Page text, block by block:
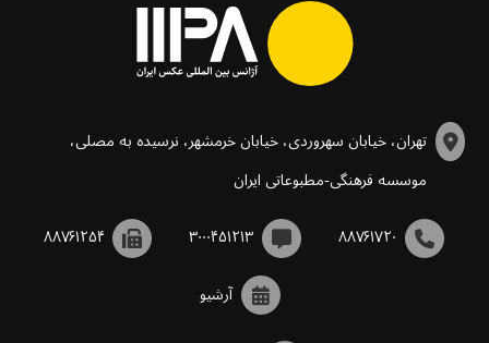
تهران، خیابان سهروردی، خیابان خرمشهر، نرسیده به مصلی،
موسسه فرهنگی-مطبوعاتی ایران
۸۸۷۶۱۷۲۰ ۳۰۰۰۴۵۱۲۱۳ ۸۸۷۶۱۲۵۴
آرشیو